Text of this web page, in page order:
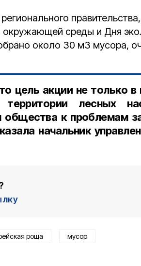
среды и Дня
около 30 м3 мусора,
цель акции не только в
лесных
общества к проблемам
начальник
роща мусор